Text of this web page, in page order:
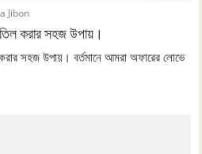
Jibon
করার সহজ উপায়।
সহজ উপায়। বর্তমানে আমরা অফারের লোভে